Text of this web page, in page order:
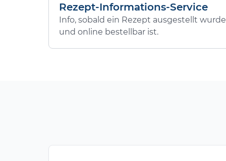
Rezept-Informations-Service
Info, sobald ein Rezept ausgestellt wurde
und online bestellbar ist.